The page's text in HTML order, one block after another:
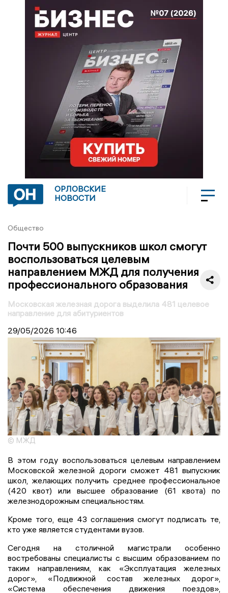
ОРЛОВСКИЕ
НОВОСТИ
Общество
Почти 500 выпускников школ смогут
воспользоваться целевым
направлением МЖД для получения
профессионального образования
Московская железная дорога выделила 481 целевое
направление для абитуриентов
29/05/2026 10:46
© МЖД
В этом году воспользоваться целевым направлением
Московской железной дороги сможет 481 выпускник
школ, желающих получить среднее профессиональное
(420 квот) или высшее образование (61 квота) по
железнодорожным специальностям.
Кроме того, еще 43 соглашения смогут подписать те,
кто уже является студентами вузов.
Сегодня на столичной магистрали особенно
востребованы специалисты с высшим образованием по
таким направлениям, как «Эксплуатация железных
дорог», «Подвижной состав железных дорог»,
«Система обеспечения движения поездов»,